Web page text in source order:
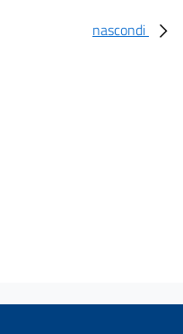
nascondi